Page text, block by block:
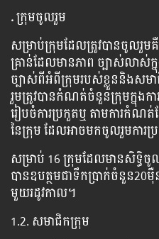
.ក្រុមចូលរួម
សម្រាប់ក្រុមដែលត្រូវបានចូលរួ
គ្រាន់ដែលមានភាព ច្បាស់លាស់
ច្បាស់ពីអំពីក្រុមរបស់ខ្លួននិងសម
រួមត្រូវបានកំណត់ចំនួនក្រុមក្នុងក
រៀបចំការប្រកួតឬ តាមការកំ
នៃក្រុម ដែលអាចមកចូលរួមការប្
សម្រាប់ 16 ក្រុមដែលមានសិទ្ធិ
បានឧបត្ថមជាទឹកប្រាក់ចំនួន​20ម៉ឺ
មួយរដូវកាល។
1.2. សមាជិកក្រុម